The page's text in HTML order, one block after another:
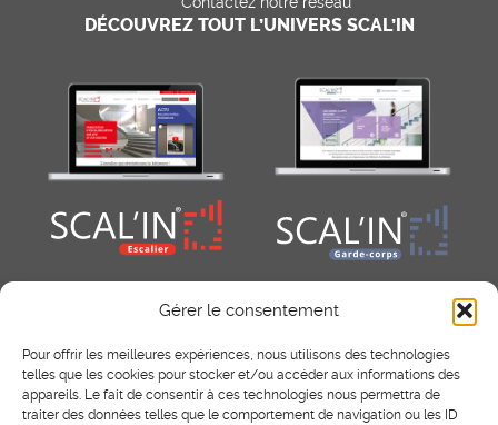
Gérer le consentement
Pour offrir les meilleures expériences, nous utilisons des technologies
telles que les cookies pour stocker et/ou accéder aux informations des
appareils. Le fait de consentir à ces technologies nous permettra de
traiter des données telles que le comportement de navigation ou les ID
DÉCOUVREZ TOUT L’UNIVERS SCAL’IN